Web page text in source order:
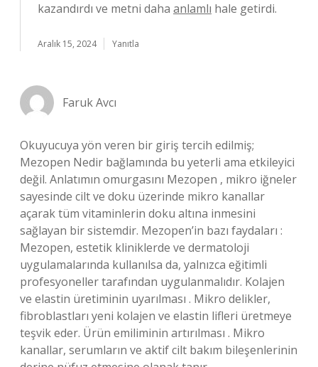
kazandırdı ve metni daha anlamlı hale getirdi.
Aralık 15, 2024 Yanıtla
Faruk Avcı
Okuyucuya yön veren bir giriş tercih edilmiş;
Mezopen Nedir bağlamında bu yeterli ama etkileyici
değil. Anlatımın omurgasını Mezopen , mikro iğneler
sayesinde cilt ve doku üzerinde mikro kanallar
açarak tüm vitaminlerin doku altına inmesini
sağlayan bir sistemdir. Mezopen’in bazı faydaları :
Mezopen, estetik kliniklerde ve dermatoloji
uygulamalarında kullanılsa da, yalnızca eğitimli
profesyoneller tarafından uygulanmalıdır. Kolajen
ve elastin üretiminin uyarılması . Mikro delikler,
fibroblastları yeni kolajen ve elastin lifleri üretmeye
teşvik eder. Ürün emiliminin artırılması . Mikro
kanallar, serumların ve aktif cilt bakım bileşenlerinin